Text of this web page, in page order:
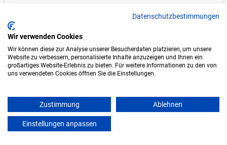
Duales Studium Informatik (B.Sc.) am
virtuellen Campus - Altländer Kuvertier
Altländer Kuvertier Service GmbH
In Kooperation mit IU Duales Studium
Datenschutzbestimmungen
Wir verwenden Cookies
Wir können diese zur Analyse unserer Besucherdaten platzieren, um unsere
Website zu verbessern, personalisierte Inhalte anzuzeigen und Ihnen ein
großartiges Website-Erlebnis zu bieten. Für weitere Informationen zu den von
uns verwendeten Cookies öffnen Sie die Einstellungen.
Zustimmung Ablehnen
Einstellungen anpassen